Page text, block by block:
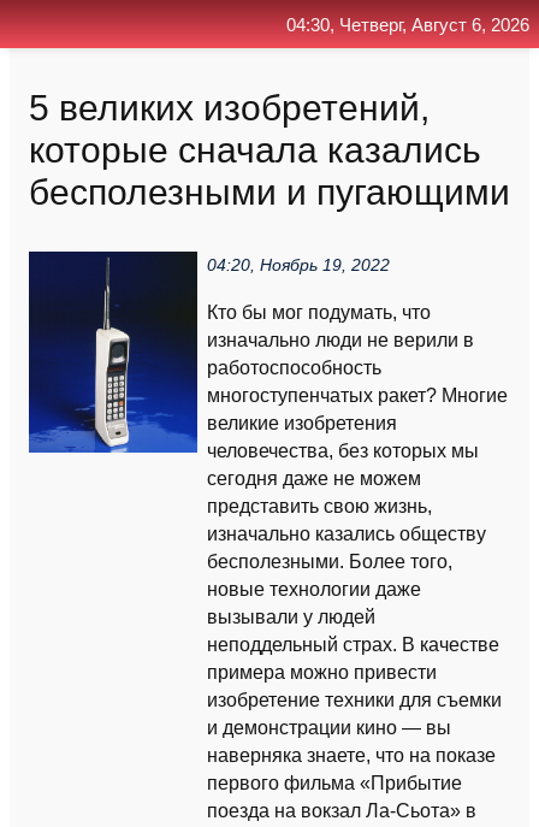
5 великих изобретений,
которые сначала казались
бесполезными и пугающими
04:20, Ноябрь 19, 2022
Кто бы мог подумать, что
изначально люди не верили в
работоспособность
многоступенчатых ракет? Многие
великие изобретения
человечества, без которых мы
сегодня даже не можем
представить свою жизнь,
изначально казались обществу
бесполезными. Более того,
новые технологии даже
вызывали у людей
неподдельный страх. В качестве
примера можно привести
изобретение техники для съемки
и демонстрации кино — вы
наверняка знаете, что на показе
первого фильма «Прибытие
поезда на вокзал Ла-Сьота» в
04:30, Четверг, Август 6, 2026